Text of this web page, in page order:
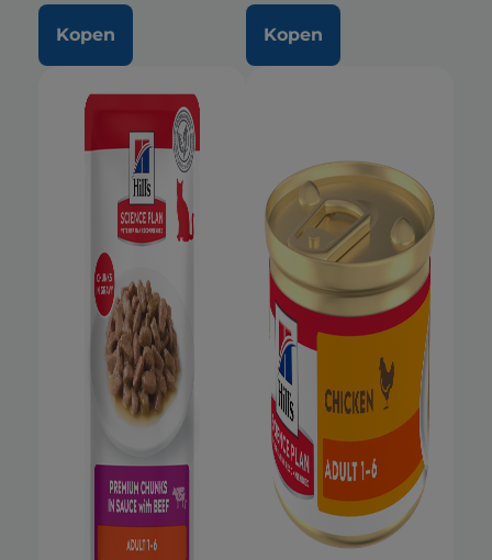
Kopen Kopen